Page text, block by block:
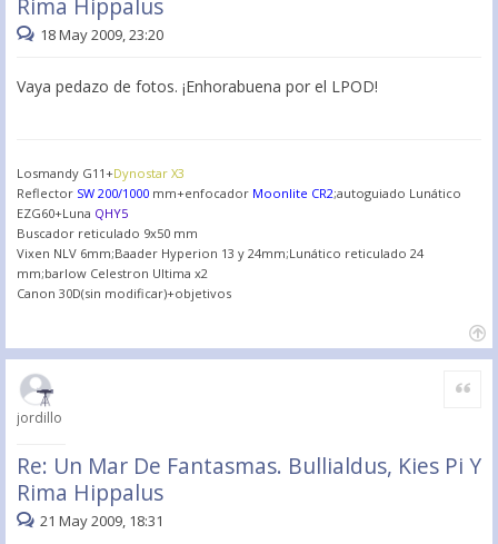
18 May 2009, 23:20
Vaya pedazo de fotos. ¡Enhorabuena por el LPOD!
Losmandy G11+Dynostar X3
Reflector SW 200/1000 mm+enfocador Moonlite CR2;autoguiado Lunático
EZG60+Luna QHY5
Buscador reticulado 9x50 mm
Vixen NLV 6mm;Baader Hyperion 13 y 24mm;Lunático reticulado 24
mm;barlow Celestron Ultima x2
Canon 30D(sin modificar)+objetivos
jordillo
Re: Un Mar De Fantasmas. Bullialdus, Kies Pi Y
Rima Hippalus
Citar
21 May 2009, 18:31